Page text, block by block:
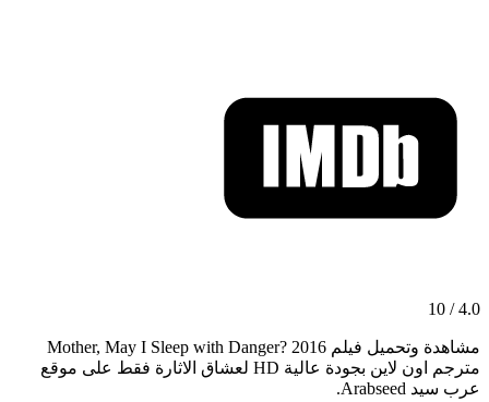
4.0 / 10
مشاهدة وتحميل فيلم Mother, May I Sleep with Danger? 2016
مترجم اون لاين بجودة عالية HD لعشاق الاثارة فقط على موقع
عرب سيد Arabseed.